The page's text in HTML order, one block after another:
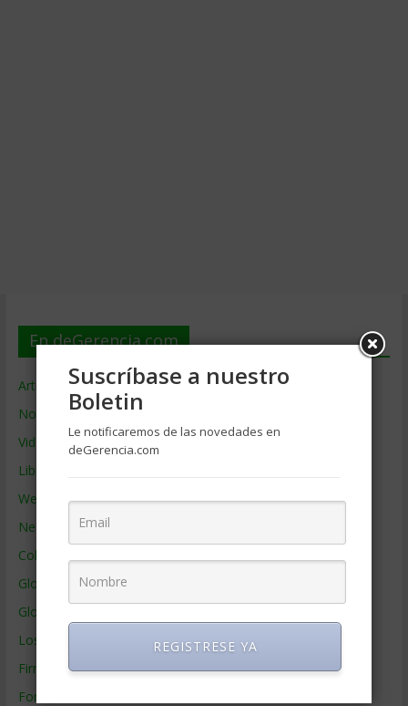
En deGerencia.com
Artículos de Gerencia
Noticias de Gerencia
Videos de Gerencia
Libros de Gerencia
Webs de Gerencia
Negocios por País
Colaboradores de Gerencia
Glosario
Glosario Inglés – Español
Los mejores MBA
Firmas de Gerencia
Formación de Gerencia
Suscríbase a nuestro
Boletin
Le notificaremos de las novedades en
deGerencia.com
REGISTRESE YA